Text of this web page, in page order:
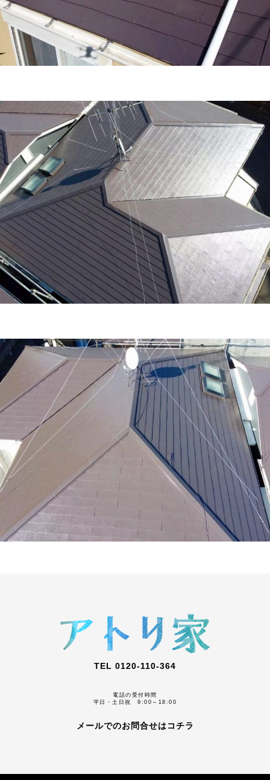
TEL 0120-110-364
電話の受付時間
平日・土日祝 9:00～18:00
メールでのお問合せはコチラ